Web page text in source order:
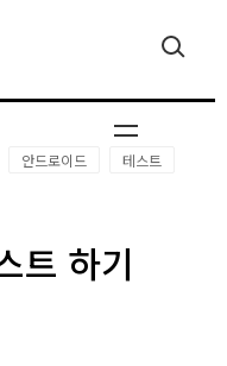
안드로이드
테스트
트 하기